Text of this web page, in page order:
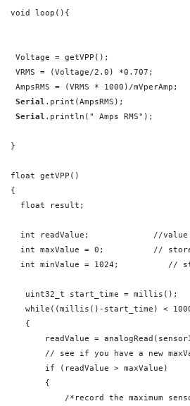
void loop(){
Voltage = getVPP();
VRMS = (Voltage/2.0) *0.707;
AmpsRMS = (VRMS * 1000)/mVperAmp;
Serial .print(AmpsRMS);
Serial .println(" Amps RMS");
}
float getVPP()
{
float result;
int readValue;             //value
int maxValue = 0;          // store
int minValue = 1024;          //
uint32_t start_time = millis();
while((millis()-start_time) <
{
readValue =
// see if you have a new
if (readValue > maxValue)
{
/*record the maximum